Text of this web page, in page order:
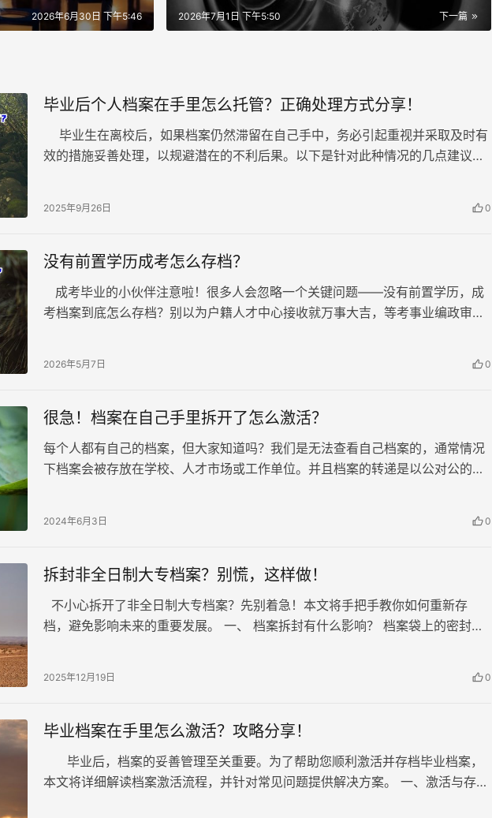
2026年6月30日 下午5:46 下一篇
2026年7月1日 下午5:50
毕业后个人档案在手里怎么托管？正确处理方式分享！
毕业生在离校后，如果档案仍然滞留在自己手中，务必引起重视并采取及时有
效的措施妥善处理，以规避潜在的不利后果。以下是针对此种情况的几点建议，
2025年9月26日 0
没有前置学历成考怎么存档？
成考毕业的小伙伴注意啦！很多人会忽略一个关键问题——没有前置学历，成
考档案到底怎么存档？别以为户籍人才中心接收就万事大吉，等考事业编政审
2026年5月7日 0
很急！档案在自己手里拆开了怎么激活？
每个人都有自己的档案，但大家知道吗？我们是无法查看自己档案的，通常情况
下档案会被存放在学校、人才市场或工作单位。并且档案的转递是以公对公的方
里拆开了怎么激活？
2024年6月3日 0
拆封非全日制大专档案？别慌，这样做！
不小心拆开了非全日制大专档案？先别着急！本文将手把手教你如何重新存
档，避免影响未来的重要发展。 一、 档案拆封有什么影响？ 档案袋上的密封条
2025年12月19日 0
毕业档案在手里怎么激活？攻略分享！
毕业后，档案的妥善管理至关重要。为了帮助您顺利激活并存档毕业档案，
本文将详细解读档案激活流程，并针对常见问题提供解决方案。 一、激活与存档